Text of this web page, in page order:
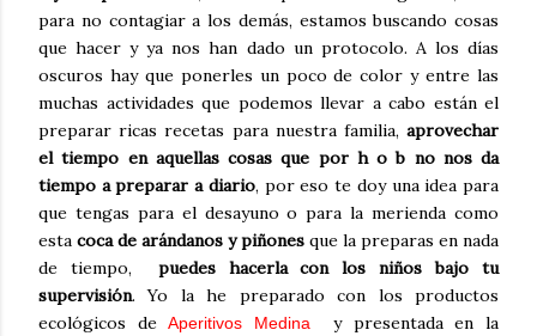
para no contagiar a los demás, estamos buscando cosas
que hacer y ya nos han dado un protocolo. A los días
oscuros hay que ponerles un poco de color y entre las
muchas actividades que podemos llevar a cabo están el
preparar ricas recetas para nuestra familia, aprovechar
el tiempo en aquellas cosas que por h o b no nos da
tiempo a preparar a diario, por eso te doy una idea para
que tengas para el desayuno o para la merienda como
esta coca de arándanos y piñones que la preparas en nada
de tiempo, puedes hacerla con los niños bajo tu
supervisión. Yo la he preparado con los productos
ecológicos deAperitivos Medinay presentada en la